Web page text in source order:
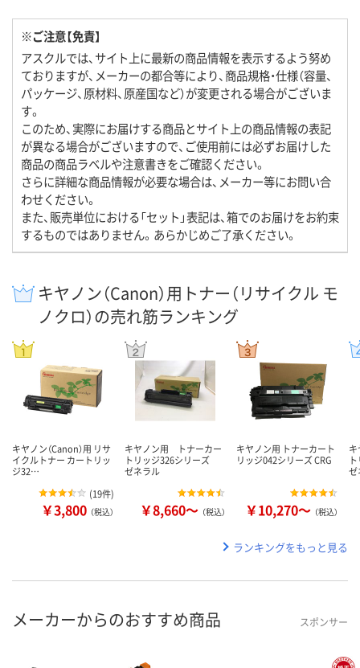
※ご注意【免責】
アスクルでは、サイト上に最新の商品情報を表示するよう努め
ておりますが、メーカーの都合等により、商品規格・仕様（容量、
パッケージ、原材料、原産国など）が変更される場合がございま
す。
このため、実際にお届けする商品とサイト上の商品情報の表記
が異なる場合がございますので、ご使用前には必ずお届けした
商品の商品ラベルや注意書きをご確認ください。
さらに詳細な商品情報が必要な場合は、メーカー等にお問い合
わせください。
また、販売単位における「セット」表記は、箱でのお届けをお約束
するものではありません。あらかじめご了承ください。
キヤノン（Canon）用トナー（リサイクル モ
ノクロ）の売れ筋ランキング
キヤノン（Canon）用 リサ
イクルトナー カートリッ
ジ32…
(19件)
￥3,800 （税込）
キヤノン用 トナーカー
トリッジ326シリーズ
ゼネラル
￥8,660～ （税込）
キヤノン用 トナーカート
リッジ042シリーズ CRG
￥10,270～ （税込）
ゼ
ランキングをもっと見る
メーカーからのおすすめ商品 スポンサー